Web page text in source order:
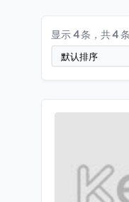
显示4条，共4